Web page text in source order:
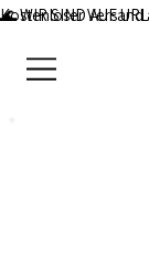
Kostenloser Versand
🌊 WIR SIND AUF